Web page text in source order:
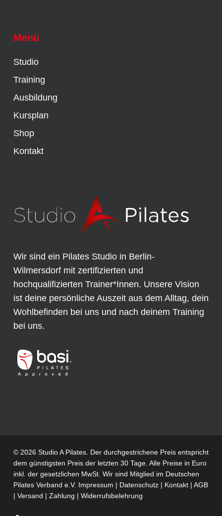
Menü
Studio
Training
Ausbildung
Kursplan
Shop
Kontakt
Wir sind ein Pilates Studio in Berlin-
Wilmersdorf mit zertifizierten und
hochqualifizierten Trainer*Innen. Unsere Vision
ist deine persönliche Auszeit aus dem Alltag, dein
Wohlbefinden bei uns und nach deinem Training
bei uns.
© 2026 Studio A Pilates. Der durchgestrichene Preis entspricht
dem günstigsten Preis der letzten 30 Tage. Alle Preise in Euro
inkl. der gesetzlichen MwSt. Wir sind Mitglied im Deutschen
Pilates Verband e.V. Impressum | Datenschutz| Kontakt| AGB
| Versand | Zahlung | Widerrufsbelehrung